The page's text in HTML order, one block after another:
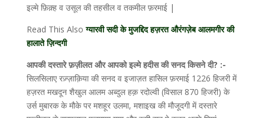
इल्मे फ़िक़्ह व उसूल की तहसील व तकमील फ़रमाई |
Read This Alsoग्यारवी सदी के मुजद्दिद हज़रत औरंगज़ेब आलमगीर की
हालाते ज़िन्दगी
आपकी दस्तारे फ़ज़ीलत और आपको इल्मे हदीस की सनद किसने दी? :-
सिलसिलाए रज़्ज़ाक़िया की सनद व इजाज़त हासिल फ़रमाई 1226 हिजरी में
हज़रत मखदून शैखुल आलम अब्दुल हक़ रदोल्वी (विसाल 870 हिजरी) के
उर्स मुबारक के मौके पर मशहूर उलमा, मशाइख की मौजूदगी में दस्तारे